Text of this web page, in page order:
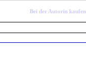
Bei der Autorin kaufen